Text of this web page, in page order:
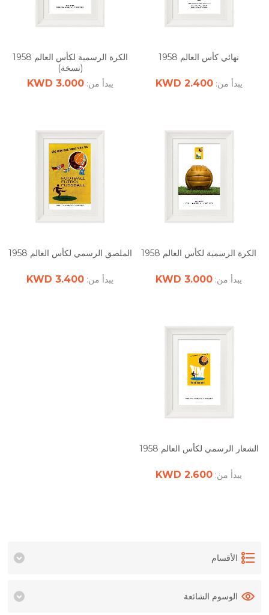
نهائي كأس العالم 1958
يبدأ من:2.400 KWD
الكرة الرسمية لكأس العالم 1958
(نسخة)
يبدأ من:3.000 KWD
الكرة الرسمية لكأس العالم 1958
يبدأ من: 3.000 KWD
الملصق الرسمي لكأس العالم 1958
يبدأ من: 3.400 KWD
الشعار الرسمي لكأس العالم 1958
يبدأ من: 2.600 KWD
الأقسام
الوسوم الشائعة